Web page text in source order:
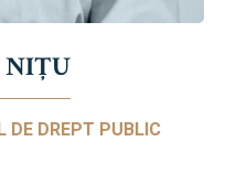
NIŢU
DE DREPT PUBLIC